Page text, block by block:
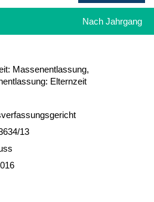
Nach Jahrgang
Massenentlassung,
Elternzeit
13